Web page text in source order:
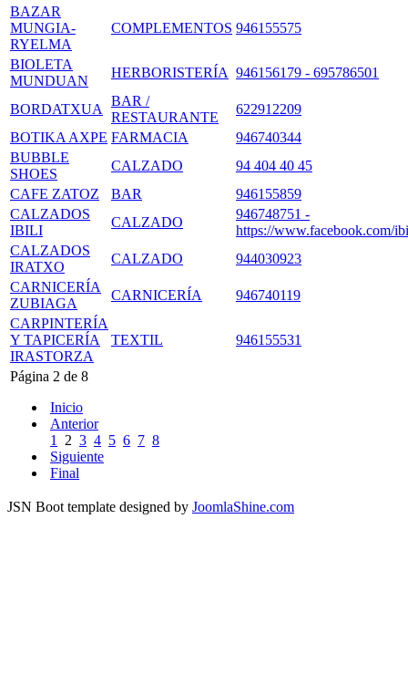
BAZAR
MUNGIA-
RYELMA
COMPLEMENTOS 946155575
BIOLETA
MUNDUAN
HERBORISTERÍA 946156179 - 695786501
BORDATXUA
BAR /
RESTAURANTE
622912209
BOTIKA AXPE FARMACIA
946740344
BUBBLE
SHOES
CALZADO
94 404 40 45
CAFE ZATOZ
BAR
946155859
CALZADOS
IBILI
CALZADO
946748751 -
https://www.facebook.com/
CALZADOS
IRATXO
CALZADO
944030923
CARNICERÍA
ZUBIAGA
CARNICERÍA
946740119
CARPINTERÍA
Y TAPICERÍA
IRASTORZA
TEXTIL 946155531
Página 2 de 8
Inicio
Anterior
1
2 3 4 5 6 7 8
Siguiente
Final
JSN Boot template designed by JoomlaShine.com